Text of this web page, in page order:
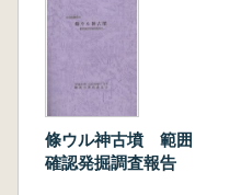
條ウル神古墳 範囲
確認発掘調査報告